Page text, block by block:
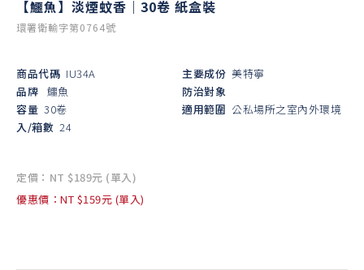
【鱷魚】淡煙蚊香｜30卷 紙盒裝
環署衛輸字第0764號
商品代碼 IU34A
品牌 鱷魚
容量 30卷
入/箱數 24
主要成份 美特寧
防治對象
適用範圍 公私場所之室內外環境
定價：NT $189元 (單入)
優惠價：NT $159元 (單入)